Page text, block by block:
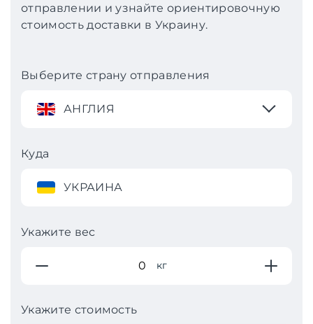
отправлении и узнайте ориентировочную
стоимость доставки в Украину.
Выберите страну отправления
АНГЛИЯ
Куда
УКРАИНА
Укажите вес
кг
Укажите стоимость